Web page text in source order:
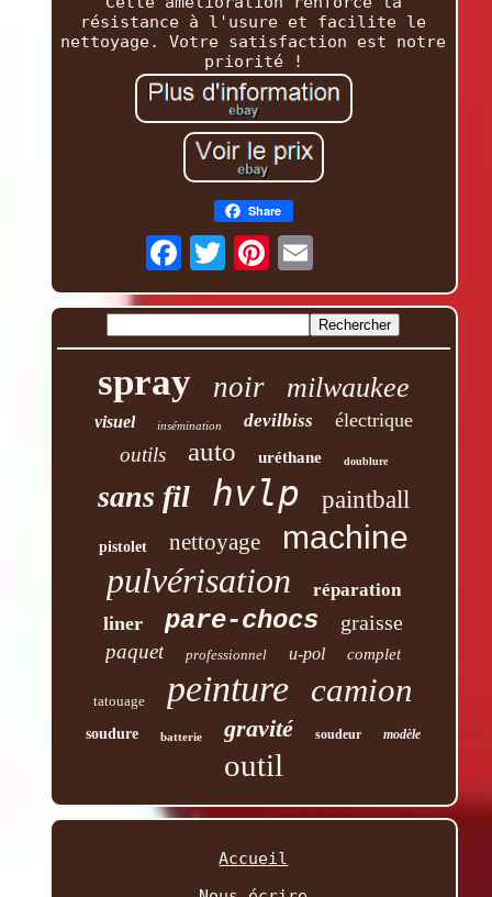
résistance à l'usure et facilite le
nettoyage. Votre satisfaction est notre
priorité !
Share
spray noir milwaukee
visuel insémination devilbiss électrique
outils auto uréthane doublure
sans fil hvlp paintball
pistolet nettoyage machine
pulvérisation réparation
liner pare-chocs graisse
paquet professionnel u-pol complet
tatouage peinture camion
soudure batterie gravité soudeur modèle
outil
Accueil